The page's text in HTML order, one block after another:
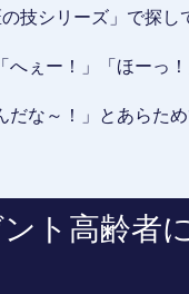
技シリーズ」で探し
ぇー！」「ほーっ
だな～！」とあらた
ト高齢者